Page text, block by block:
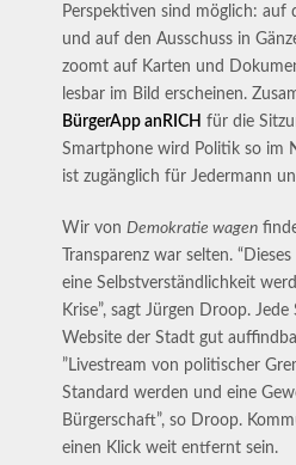
Perspektiven sind möglich: auf
und auf den Ausschuss in
zoomt auf Karten und
lesbar im Bild erscheinen.
BürgerApp anRICH für die
Smartphone wird Politik so im
ist zugänglich für Jedermann
Wir von Demokratie wagen
Transparenz war selten.
eine Selbstverständlichkeit
Krise”, sagt Jürgen Droop.
Website der Stadt gut
”Livestream von politischer
Standard werden und eine
Bürgerschaft”, so Droop.
einen Klick weit entfernt sein.